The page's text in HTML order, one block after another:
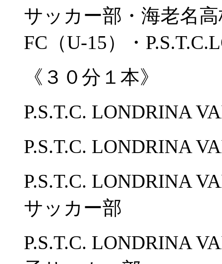
サッカー部・海老名
FC（U-15）・
《３０分１本》
P.S.T.C.
P.S.T.C.
P.S.T.C. LONDRINA
サッカー部
P.S.T.C. LONDRINA